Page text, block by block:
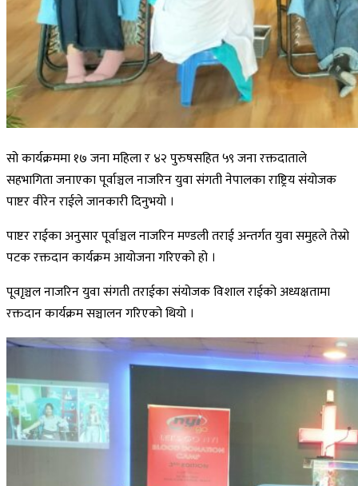
सो कार्यक्रममा १७ जना महिला र ४२ पुरुषसहित ५९ जना रक्तदाताले
सहभागिता जनाएका पूर्वाञ्चल नाजरिन युवा संगती नेपालका राष्ट्रिय संयोजक
पाष्टर वीरेन राईले जानकारी दिनुभयो ।
पाष्टर राईका अनुसार पूर्वाञ्चल नाजरिन मण्डली तराई अन्तर्गत युवा समुहले तेस्रो
पटक रक्तदान कार्यक्रम आयोजना गरिएको हो ।
पूवाृञ्चल नाजरिन युवा संगती तराईका संयोजक विशाल राईको अध्यक्षतामा
रक्तदान कार्यक्रम सञ्चालन गरिएको थियो ।